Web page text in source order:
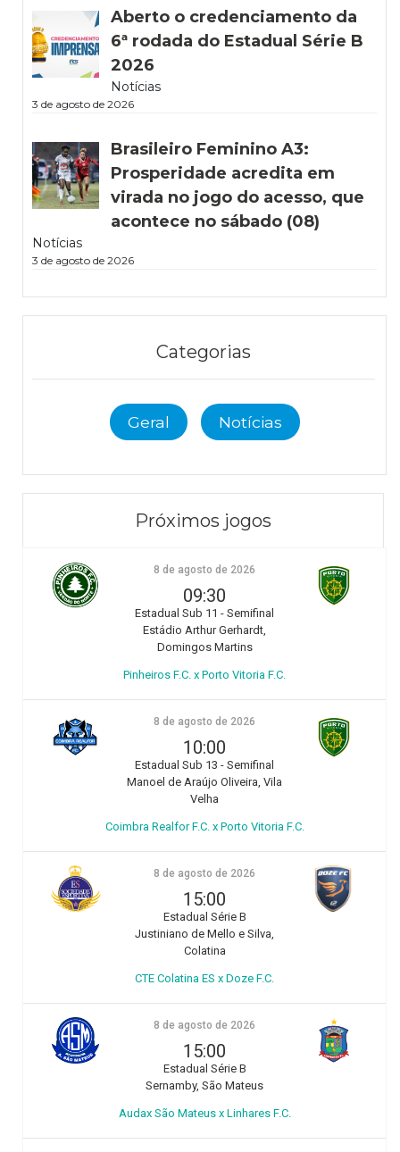
Aberto o credenciamento da
6ª rodada do Estadual Série B
2026
Notícias
3 de agosto de 2026
Brasileiro Feminino A3:
Prosperidade acredita em
virada no jogo do acesso, que
acontece no sábado (08)
Notícias
3 de agosto de 2026
Categorias
Geral Notícias
Próximos jogos
8 de agosto de 2026
09:30
Estadual Sub 11 - Semifinal
Estádio Arthur Gerhardt,
Domingos Martins
Pinheiros F.C. x Porto Vitoria F.C.
8 de agosto de 2026
10:00
Estadual Sub 13 - Semifinal
Manoel de Araújo Oliveira, Vila
Velha
Coimbra Realfor F.C. x Porto Vitoria F.C.
8 de agosto de 2026
15:00
Estadual Série B
Justiniano de Mello e Silva,
Colatina
CTE Colatina ES x Doze F.C.
8 de agosto de 2026
15:00
Estadual Série B
Sernamby, São Mateus
Audax São Mateus x Linhares F.C.